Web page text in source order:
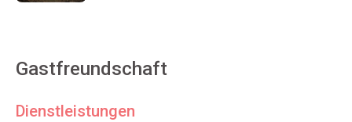
Gastfreundschaft
Dienstleistungen